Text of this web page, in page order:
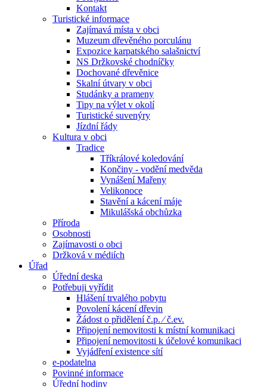
Kontakt
Turistické informace
Zajímavá místa v obci
Muzeum dřevěného porculánu
Expozice karpatského salašnictví
NS Držkovské chodníčky
Dochované dřevěnice
Skalní útvary v obci
Studánky a prameny
Tipy na výlet v okolí
Turistické suvenýry
Jízdní řády
Kultura v obci
Tradice
Tříkrálové koledování
Končiny - vodění medvěda
Vynášení Mařeny
Velikonoce
Stavění a kácení máje
Mikulášská obchůzka
Příroda
Osobnosti
Zajímavosti o obci
Držková v médiích
Úřad
Úřední deska
Potřebuji vyřídit
Hlášení trvalého pobytu
Povolení kácení dřevin
Žádost o přidělení č.p. ⁄ č.ev.
Připojení nemovitosti k místní komunikaci
Připojení nemovitosti k účelové komunikaci
Vyjádření existence sítí
e-podatelna
Povinné informace
Úřední hodiny